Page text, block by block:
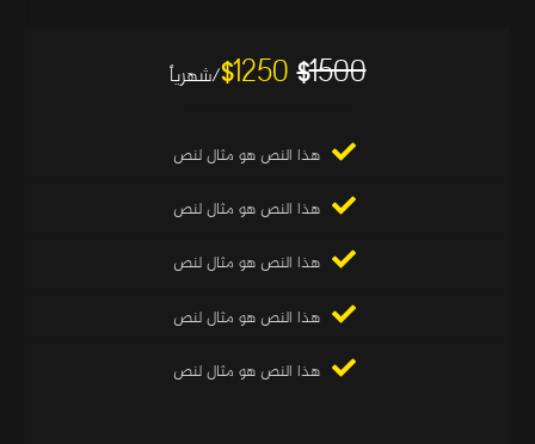
$1500
$1250 /شهرياً
هذا النص هو مثال لنص
هذا النص هو مثال لنص
هذا النص هو مثال لنص
هذا النص هو مثال لنص
هذا النص هو مثال لنص